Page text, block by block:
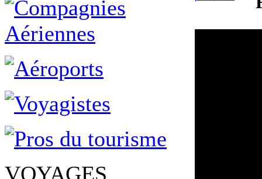
VOYAGES